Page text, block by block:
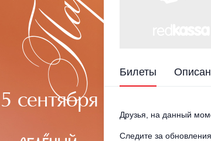
Билеты
Друзья, на данный
Следите за